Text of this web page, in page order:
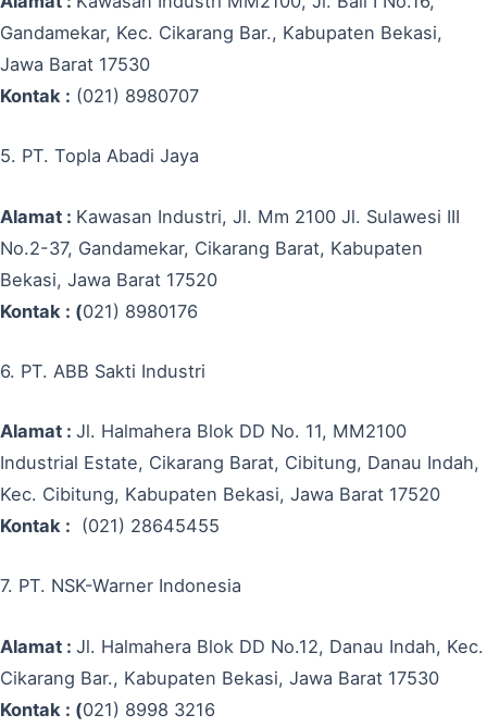
Gandamekar, Kec. Cikarang Bar., Kabupaten Bekasi,
Jawa Barat 17530
Kontak : (021) 8980707
5. PT. Topla Abadi Jaya
Alamat : Kawasan Industri, Jl. Mm 2100 Jl. Sulawesi III
No.2-37, Gandamekar, Cikarang Barat, Kabupaten
Bekasi, Jawa Barat 17520
Kontak : (021) 8980176
6. PT. ABB Sakti Industri
Alamat : Jl. Halmahera Blok DD No. 11, MM2100
Industrial Estate, Cikarang Barat, Cibitung, Danau Indah,
Kec. Cibitung, Kabupaten Bekasi, Jawa Barat 17520
Kontak : (021) 28645455
7. PT. NSK-Warner Indonesia
Alamat : Jl. Halmahera Blok DD No.12, Danau Indah, Kec.
Cikarang Bar., Kabupaten Bekasi, Jawa Barat 17530
Kontak : (021) 8998 3216